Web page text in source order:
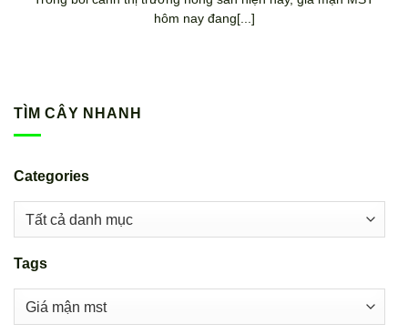
hôm nay đang[...]
TÌM CÂY NHANH
Categories
Tags